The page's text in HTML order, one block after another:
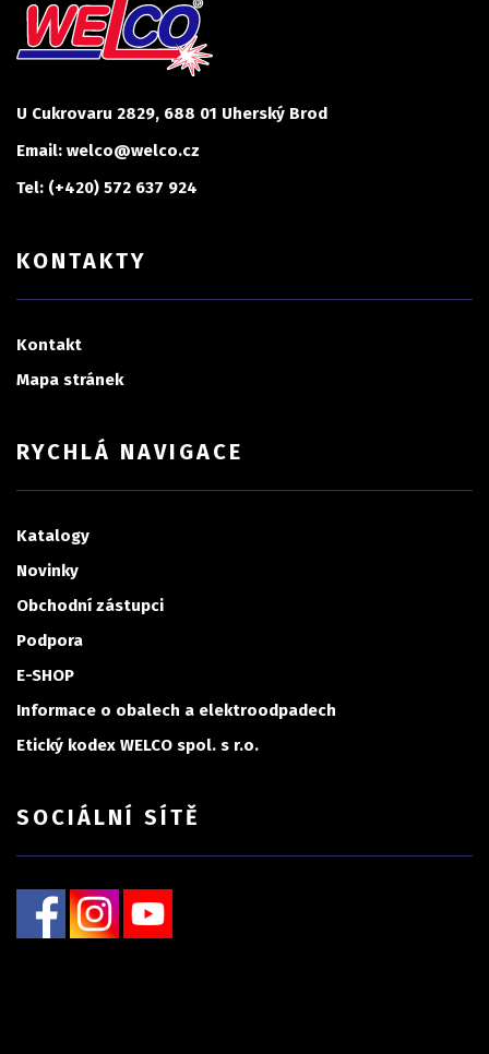
U Cukrovaru 2829, 688 01 Uherský Brod
Email: welco@welco.cz
Tel: (+420) 572 637 924
KONTAKTY
Kontakt
Mapa stránek
RYCHLÁ NAVIGACE
Katalogy
Novinky
Obchodní zástupci
Podpora
E-SHOP
Informace o obalech a elektroodpadech
Etický kodex WELCO spol. s r.o.
SOCIÁLNÍ SÍTĚ